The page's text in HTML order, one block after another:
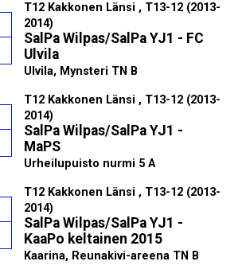
T12 Kakkonen Länsi , T13-12 (2013-
2014)
SalPa Wilpas/SalPa YJ1 - FC
Ulvila
Ulvila, Mynsteri TN B
T12 Kakkonen Länsi , T13-12 (2013-
2014)
SalPa Wilpas/SalPa YJ1 -
MaPS
Urheilupuisto nurmi 5 A
T12 Kakkonen Länsi , T13-12 (2013-
2014)
SalPa Wilpas/SalPa YJ1 -
KaaPo keltainen 2015
Kaarina, Reunakivi-areena TN B